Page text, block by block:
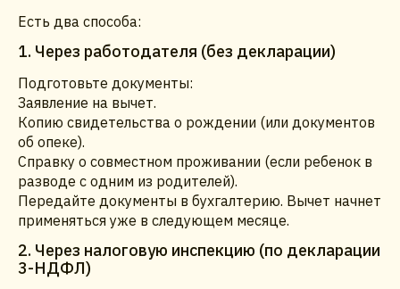
Есть два способа:
1. Через работодателя (без декларации)
Подготовьте документы:
Заявление на вычет.
Копию свидетельства о рождении (или документов
об опеке).
Справку о совместном проживании (если ребенок в
разводе с одним из родителей).
Передайте документы в бухгалтерию. Вычет начнет
применяться уже в следующем месяце.
2. Через налоговую инспекцию (по декларации
3-НДФЛ)